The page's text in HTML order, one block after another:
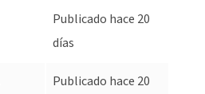
Publicado hace 20
días
Publicado hace 20